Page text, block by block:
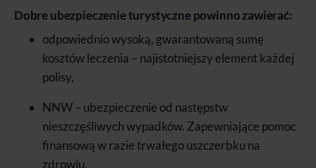
Dobre ubezpieczenie turystyczne powinno zawierać:
odpowiednio wysoką, gwarantowaną sumę
kosztów leczenia – najistotniejszy element każdej
polisy,
NNW – ubezpieczenie od następstw
nieszczęśliwych wypadków. Zapewniające pomoc
finansową w razie trwałego uszczerbku na
zdrowiu,